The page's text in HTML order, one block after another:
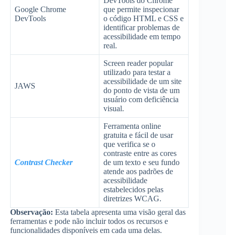
Google Chrome
DevTools
que permite inspecionar
o código HTML e CSS e
identificar problemas de
acessibilidade em tempo
real.
JAWS
Screen reader popular
utilizado para testar a
acessibilidade de um site
do ponto de vista de um
usuário com deficiência
visual.
Contrast Checker
Ferramenta online
gratuita e fácil de usar
que verifica se o
contraste entre as cores
de um texto e seu fundo
atende aos padrões de
acessibilidade
estabelecidos pelas
diretrizes WCAG.
Observação: Esta tabela apresenta uma visão geral das
ferramentas e pode não incluir todos os recursos e
funcionalidades disponíveis em cada uma delas.